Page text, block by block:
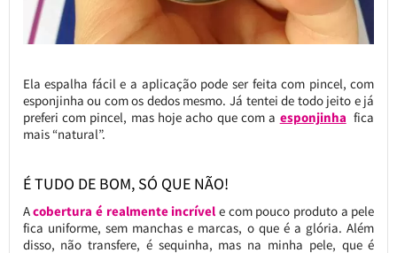
Ela espalha fácil e a aplicação pode ser feita com pincel, com
esponjinha ou com os dedos mesmo. Já tentei de todo jeito e já
preferi com pincel, mas hoje acho que com a esponjinha fica
mais “natural”.
É TUDO DE BOM, SÓ QUE NÃO!
Acobertura é realmente incrível e com pouco produto a pele
fica uniforme, sem manchas e marcas, o que é a glória. Além
disso, não transfere, é sequinha, mas na minha pele, que é